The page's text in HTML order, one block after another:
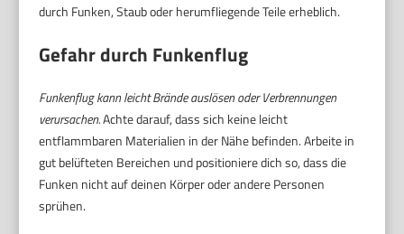
durch Funken, Staub oder herumfliegende Teile erheblich.
Gefahr durch Funkenflug
Funkenflug kann leicht Brände auslösen oder Verbrennungen
verursachen.Achte darauf, dass sich keine leicht
entflammbaren Materialien in der Nähe befinden. Arbeite in
gut belüfteten Bereichen und positioniere dich so, dass die
Funken nicht auf deinen Körper oder andere Personen
sprühen.